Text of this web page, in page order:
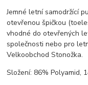
Jemné letní samodržící
otevřenou špičkou
vhodné do otevřených
společnosti nebo pro
Velkoobchod Stonožka.
Složení: 86% Polyamid,